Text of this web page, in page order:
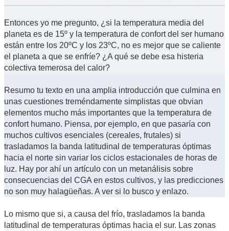
Entonces yo me pregunto, ¿si la temperatura media del
planeta es de 15º y la temperatura de confort del ser humano
están entre los 20ºC y los 23ºC, no es mejor que se caliente
el planeta a que se enfríe? ¿A qué se debe esa histeria
colectiva temerosa del calor?
Resumo tu texto en una amplia introducción que culmina en
unas cuestiones treméndamente simplistas que obvian
elementos mucho más importantes que la temperatura de
confort humano. Piensa, por ejemplo, en que pasaría con
muchos cultivos esenciales (cereales, frutales) si
trasladamos la banda latitudinal de temperaturas óptimas
hacia el norte sin variar los ciclos estacionales de horas de
luz. Hay por ahí un artículo con un metanálisis sobre
consecuencias del CGA en estos cultivos, y las predicciones
no son muy halagüeñas. A ver si lo busco y enlazo.
Lo mismo que si, a causa del frío, trasladamos la banda
latitudinal de temperaturas óptimas hacia el sur. Las zonas